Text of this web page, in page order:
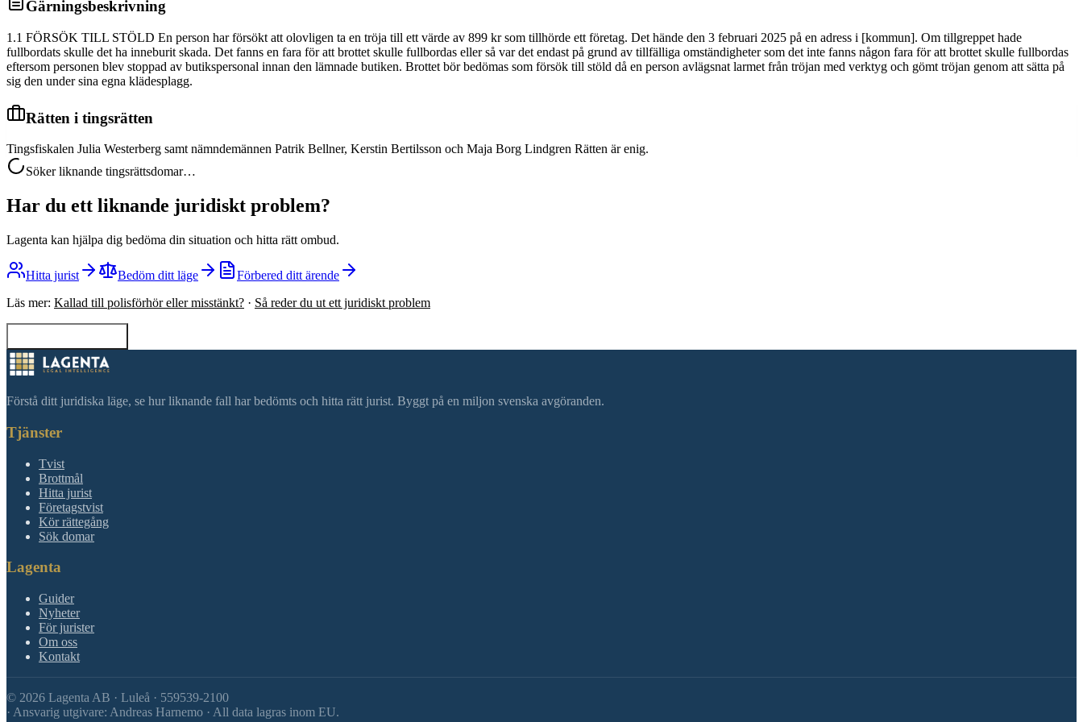
Gärningsbeskrivning
1.1 FÖRSÖK TILL STÖLD En person har försökt att olovligen ta en tröja till ett värde av 899 kr som tillhörde ett företag. Det hände den 3 februari 2025 på en adress i [kommun]. Om tillgreppet hade
fullbordats skulle det ha inneburit skada. Det fanns en fara för att brottet skulle fullbordas eller så var det endast på grund av tillfälliga omständigheter som det inte fanns någon fara för att brottet skulle fullbordas
eftersom personen blev stoppad av butikspersonal innan den lämnade butiken. Brottet bör bedömas som försök till stöld då en person avlägsnat larmet från tröjan med verktyg och gömt tröjan genom att sätta på
sig den under sina egna klädesplagg.
Rätten i tingsrätten
Tingsfiskalen Julia Westerberg samt nämndemännen Patrik Bellner, Kerstin Bertilsson och Maja Borg Lindgren Rätten är enig.
Söker liknande tingsrättsdomar…
Har du ett liknande juridiskt problem?
Lagenta kan hjälpa dig bedöma din situation och hitta rätt ombud.
Hitta jurist Bedöm ditt läge
Förbered ditt ärende
Läs mer: Kallad till polisförhör eller misstänkt? · Så reder du ut ett juridiskt problem
Förstå ditt juridiska läge, se hur liknande fall har bedömts och hitta rätt jurist. Byggt på en miljon svenska avgöranden.
Tjänster
Tvist
Brottmål
Hitta jurist
Företagstvist
Kör rättegång
Sök domar
Lagenta
Guider
Nyheter
För jurister
Om oss
Kontakt
© 2026 Lagenta AB · Luleå · 559539-2100
· Ansvarig utgivare: Andreas Harnemo · All data lagras inom EU.